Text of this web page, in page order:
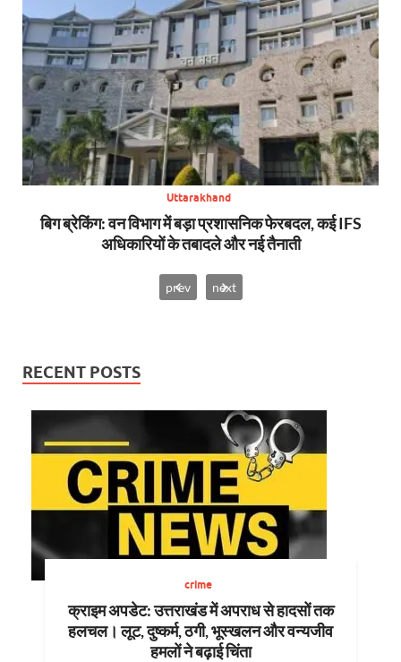
Uttarakhand
बिग ब्रेकिंग: वन विभाग में बड़ा प्रशासनिक फेरबदल, कई IFS
अधिकारियों के तबादले और नई तैनाती
prev next
RECENT POSTS
crime
क्राइम अपडेट: उत्तराखंड में अपराध से हादसों तक
हलचल। लूट, दुष्कर्म, ठगी, भूस्खलन और वन्यजीव
हमलों ने बढ़ाई चिंता